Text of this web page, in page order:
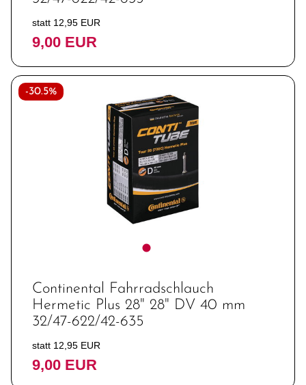
statt 12,95 EUR
9,00 EUR
-30.5%
Continental Fahrradschlauch
Hermetic Plus 28" 28" DV 40 mm
32/47-622/42-635
statt 12,95 EUR
9,00 EUR